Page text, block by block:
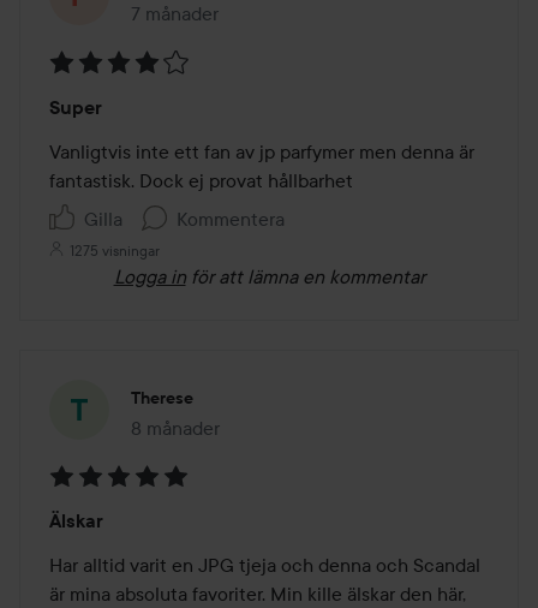
7 månader
Inlägget skapades 7 månader
4
av
5
Super
Vanligtvis inte ett fan av jp parfymer men denna är
fantastisk. Dock ej provat hållbarhet
Gilla
Kommentera
1275 visningar
Logga in för att lämna en kommentar
Therese
8 månader
Inlägget skapades 8 månader
5
av
5
Älskar
Har alltid varit en JPG tjeja och denna och Scandal
är mina absoluta favoriter. Min kille älskar den här,